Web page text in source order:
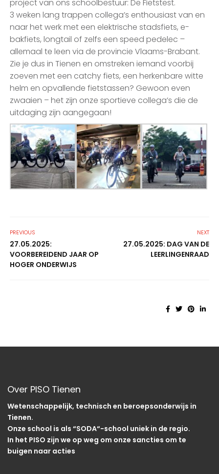
project van ons schoolbestuur: De Fietstest.
3 weken lang trappen collega’s enthousiast van en
naar het werk met een elektrische stadsfiets, e-
bakfiets, longtail of zelfs een speed pedelec –
allemaal te leen via de provincie Vlaams-Brabant.
Zie je dus in Tienen en omstreken iemand voorbij
zoeven met een catchy fiets, een herkenbare witte
helm en opvallende fietstassen? Gewoon even
zwaaien – het zijn onze sportieve collega’s die de
uitdaging zijn aangegaan!
PREVIOUS
27.05.2025:
VOORBEREIDEND JAAR OP
HOGER ONDERWIJS
NEXT
27.05.2025: DAG VAN DE
LEERLINGENRAAD
Over PISO Tienen
Wetenschappelijk, technisch en beroepsonderwijs in
Tienen.
Onze school is als “SODA“-school uniek in de regio.
In het PISO zijn we op weg om onze sancties om te
buigen naar acties